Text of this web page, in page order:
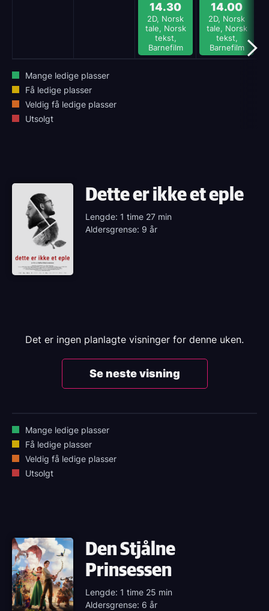
14.30
2D, Norsk
tale, Norsk
tekst,
Barnefilm
14.00
2D, Norsk
tale, Norsk
tekst,
Barnefilm
Mange ledige plasser
Få ledige plasser
Veldig få ledige plasser
Utsolgt
Dette er ikke et eple
Lengde: 1 time 27 min
Aldersgrense: 9 år
Det er ingen planlagte visninger for denne uken.
Se neste visning
Mange ledige plasser
Få ledige plasser
Veldig få ledige plasser
Utsolgt
Den Stjålne
Prinsessen
Lengde: 1 time 25 min
Aldersgrense: 6 år